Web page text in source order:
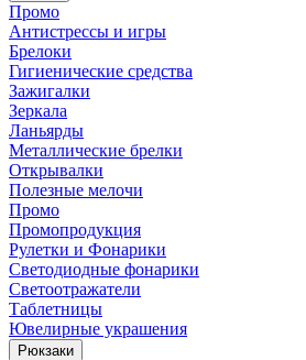
Промо
Антистрессы и игры
Брелоки
Гигиенические средства
Зажигалки
Зеркала
Ланьярды
Металлические брелки
Открывалки
Полезные мелочи
Промо
Промопродукция
Рулетки и Фонарики
Светодиодные фонарики
Светоотражатели
Таблетницы
Ювелирные украшения
Рюкзаки